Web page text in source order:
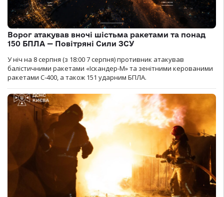
Ворог атакував вночі шістьма ракетами та понад
150 БПЛА — Повітряні Сили ЗСУ
У ніч на 8 серпня (з 18:00 7 серпня) противник атакував
балістичними ракетами «Іскандер-М» та зенітними керованими
ракетами С-400, а також 151 ударним БПЛА.